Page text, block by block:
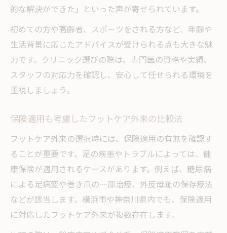
的な解決ができた」といった声が寄せられています。
初めての方や高齢者、スポーツをされる方など、年齢や
生活背景に応じたアドバイスが受けられる点も大きな魅
力です。クリニック選びの際は、専門医の資格や実績、
スタッフの対応力を確認し、安心して任せられる環境を
重視しましょう。
保険適用も考慮したフットケア外来の比較法
フットケア外来の選択時には、保険適用の有無を確認す
ることが重要です。足の疾患やトラブルによっては、健
康保険が適用されるケースがあります。例えば、糖尿病
による足病変や巻き爪の一部治療、外反母趾の保存療法
などが該当します。横浜市や神奈川県内でも、保険適用
に対応したフットケア外来が複数存在します。